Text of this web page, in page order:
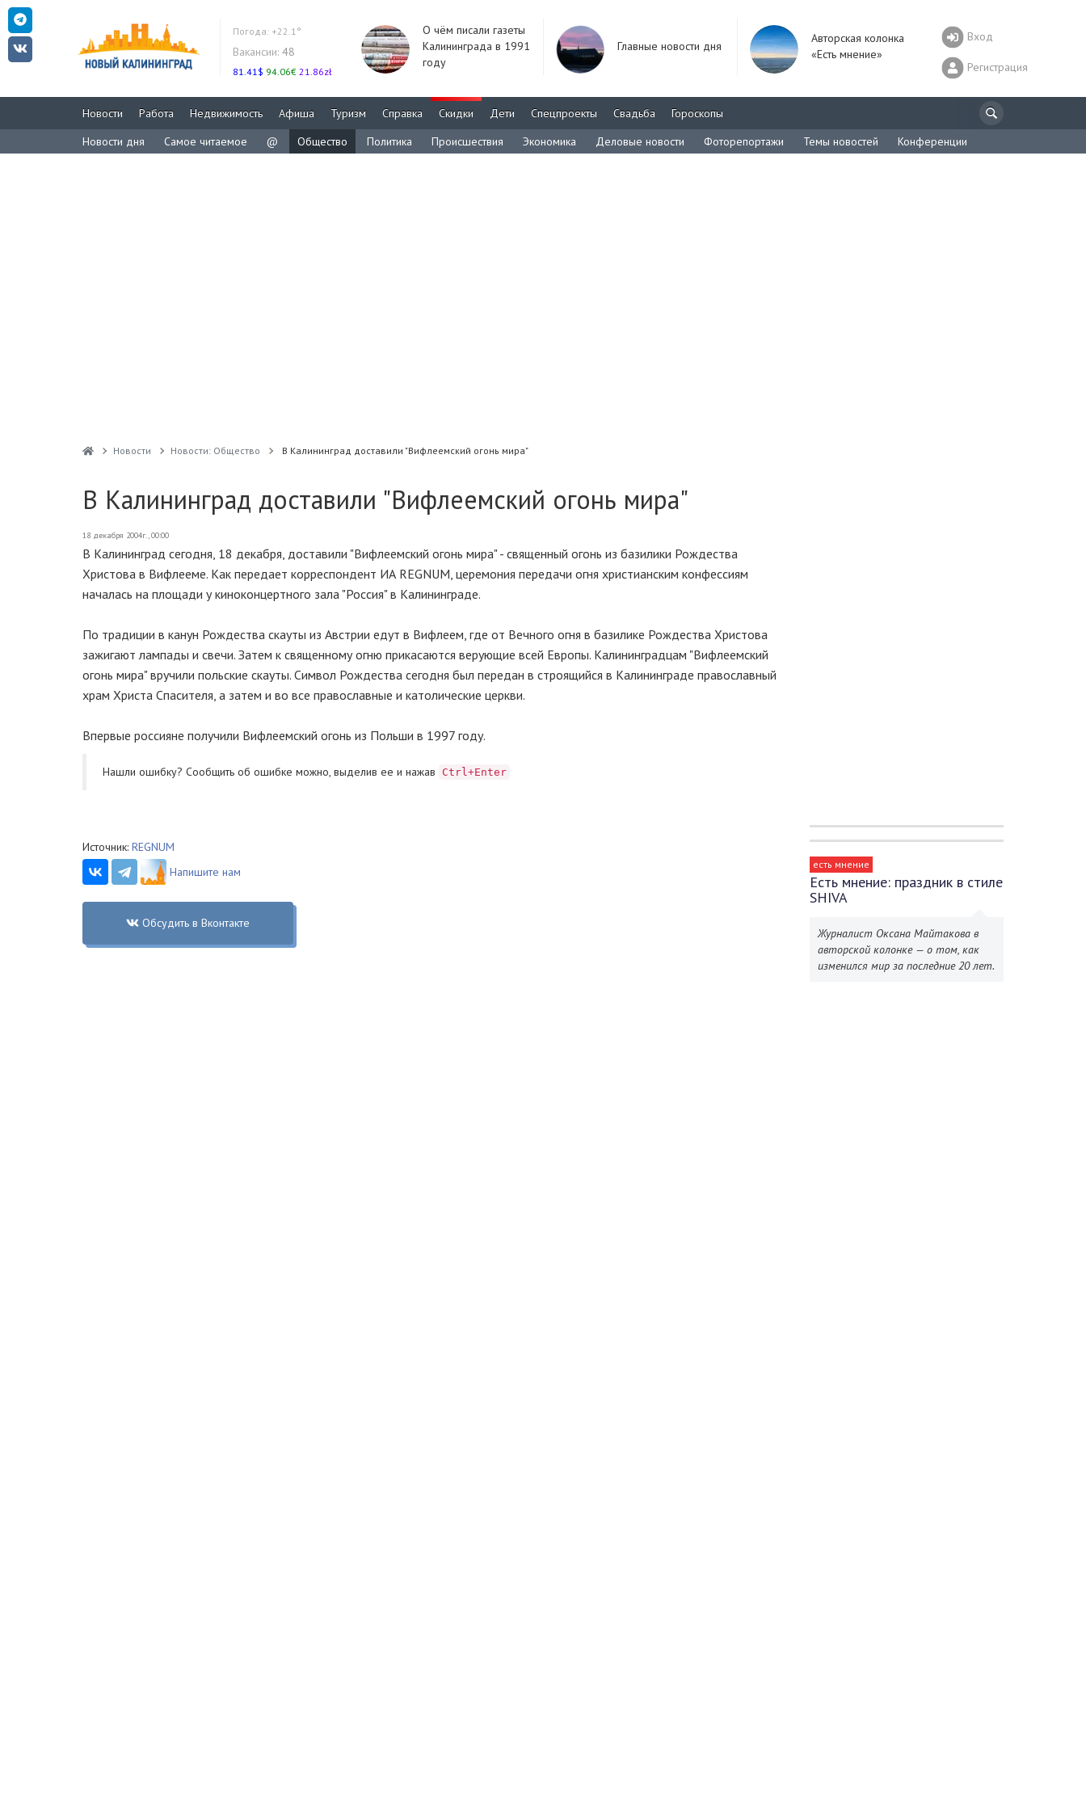
Погода: +22.1°
Вакансии: 48
81.41$ 94.06€ 21.86zł
О чём писали газеты
Калининграда в 1991
году
Главные новости дня
Авторская колонка
«Есть мнение»
Вход
Регистрация
Новости Работа Недвижимость Афиша Туризм Справка Скидки Дети Спецпроекты Свадьба
Гороскопы
Новости дня
Самое читаемое @ Общество Политика Происшествия Экономика Деловые новости Фоторепортажи Темы новостей Конференции
Новости Новости: Общество В Калининград доставили "Вифлеемский огонь мира"
В Калининград доставили "Вифлеемский огонь мира"
18 декабря 2004г., 00:00
В Калининград сегодня, 18 декабря, доставили "Вифлеемский огонь мира" - священный огонь из базилики Рождества
Христова в Вифлееме. Как передает корреспондент ИА REGNUM, церемония передачи огня христианским конфессиям
началась на площади у киноконцертного зала "Россия" в Калининграде.
По традиции в канун Рождества скауты из Австрии едут в Вифлеем, где от Вечного огня в базилике Рождества Христова
зажигают лампады и свечи. Затем к священному огню прикасаются верующие всей Европы. Калининградцам "Вифлеемский
огонь мира" вручили польские скауты. Символ Рождества сегодня был передан в строящийся в Калининграде православный
храм Христа Спасителя, а затем и во все православные и католические церкви.
Впервые россияне получили Вифлеемский огонь из Польши в 1997 году.
Нашли ошибку? Cообщить об ошибке можно, выделив ее и нажав Ctrl+Enter
Источник: REGNUM
Напишите нам
Обсудить в Вконтакте
есть мнение
Есть мнение: праздник в стиле
SHIVA
Журналист Оксана Майтакова в
авторской колонке — о том, как
изменился мир за последние 20 лет.